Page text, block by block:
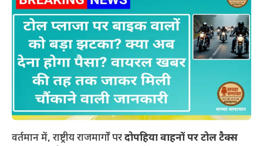
वर्तमान में, राष्ट्रीय राजमार्गों परदोपहिया वाहनों पर टोल टैक्स